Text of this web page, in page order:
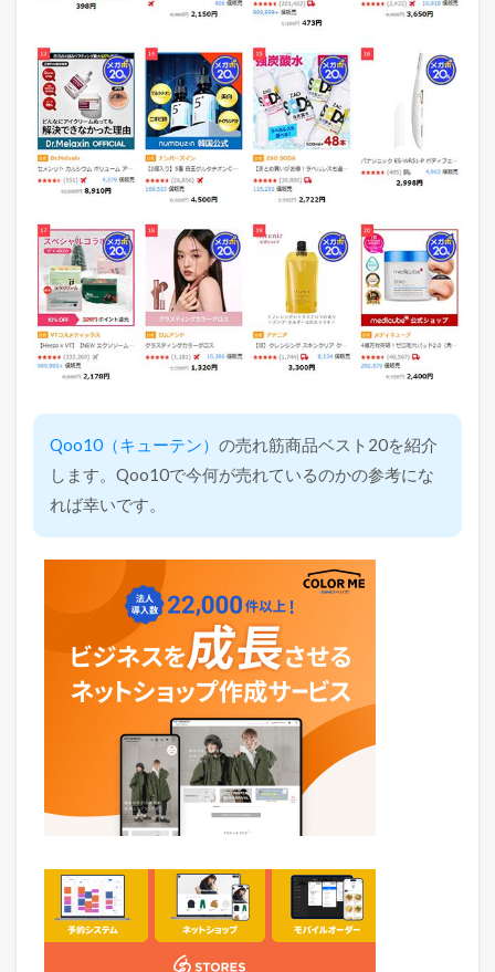
Qoo10（キューテン）の売れ筋商品ベスト20を紹介
します。Qoo10で今何が売れているのかの参考にな
れば幸いです。